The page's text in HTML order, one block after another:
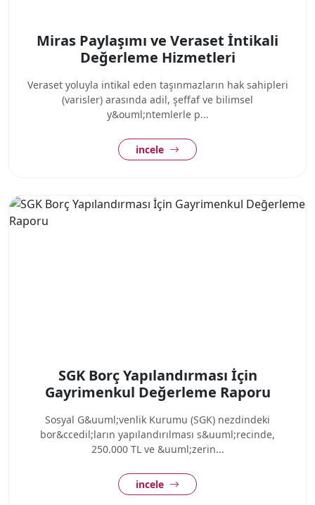
Miras Paylaşımı ve Veraset İntikali
Değerleme Hizmetleri
Veraset yoluyla intikal eden taşınmazların hak sahipleri
(varisler) arasında adil, şeffaf ve bilimsel
y&ouml;ntemlerle p...
incele
SGK Borç Yapılandırması İçin
Gayrimenkul Değerleme Raporu
Sosyal G&uuml;venlik Kurumu (SGK) nezdindeki
bor&ccedil;ların yapılandırılması s&uuml;recinde,
250.000 TL ve &uuml;zerin...
incele